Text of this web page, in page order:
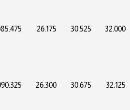
32.000
30.525
26.175
32.125
30.675
26.300